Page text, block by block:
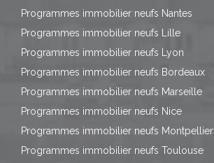
Programmes immobilier neufs Nantes
Programmes immobilier neufs Lille
Programmes immobilier neufs Lyon
Programmes immobilier neufs Bordeaux
Programmes immobilier neufs Marseille
Programmes immobilier neufs Nice
Programmes immobilier neufs Montpellier
Programmes immobilier neufs Toulouse